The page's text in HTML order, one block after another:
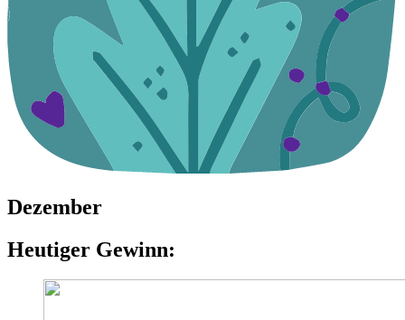
Dezember
Heutiger Gewinn: